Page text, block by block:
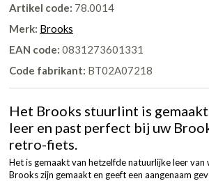
Artikel code: 78.0014
Merk: Brooks
EAN code: 0831273601331
Code fabrikant: BT02A07218
Het Brooks stuurlint is
leer en past perfect bij uw
retro-fiets.
Het is gemaakt van hetzelfde natuurlijke leer van
Brooks zijn gemaakt en geeft een aangenaam